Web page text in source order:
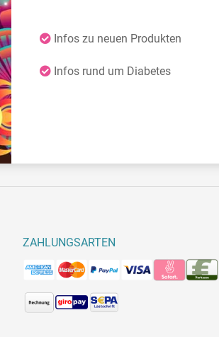
Infos zu neuen Produkten
Infos rund um Diabetes
ZAHLUNGSARTEN